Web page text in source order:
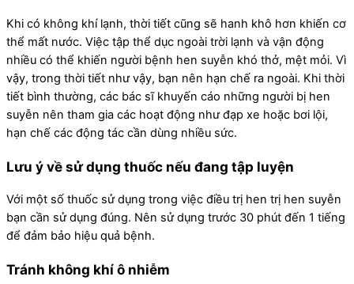
Khi có không khí lạnh, thời tiết cũng sẽ hanh khô hơn khiến cơ
thể mất nước. Việc tập thể dục ngoài trời lạnh và vận động
nhiều có thể khiến người bệnh hen suyễn khó thở, mệt mỏi. Vì
vậy, trong thời tiết như vậy, bạn nên hạn chế ra ngoài. Khi thời
tiết bình thường, các bác sĩ khuyến cáo những người bị hen
suyễn nên tham gia các hoạt động như đạp xe hoặc bơi lội,
hạn chế các động tác cần dùng nhiều sức.
Lưu ý về sử dụng thuốc nếu đang tập luyện
Với một số thuốc sử dụng trong việc điều trị hen trị hen suyễn
bạn cần sử dụng đúng. Nên sử dụng trước 30 phút đến 1 tiếng
để đảm bảo hiệu quả bệnh.
Tránh không khí ô nhiễm